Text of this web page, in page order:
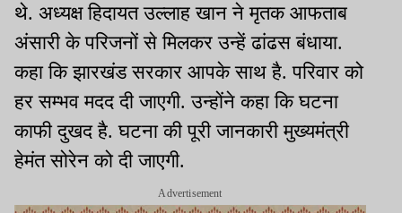
थे. अध्यक्ष हिदायत उल्लाह खान ने मृतक आफताब
अंसारी के परिजनों से मिलकर उन्हें ढांढस बंधाया.
कहा कि झारखंड सरकार आपके साथ है. परिवार को
हर सम्भव मदद दी जाएगी. उन्होंने कहा कि घटना
काफी दुखद है. घटना की पूरी जानकारी मुख्यमंत्री
हेमंत सोरेन को दी जाएगी.
Advertisement